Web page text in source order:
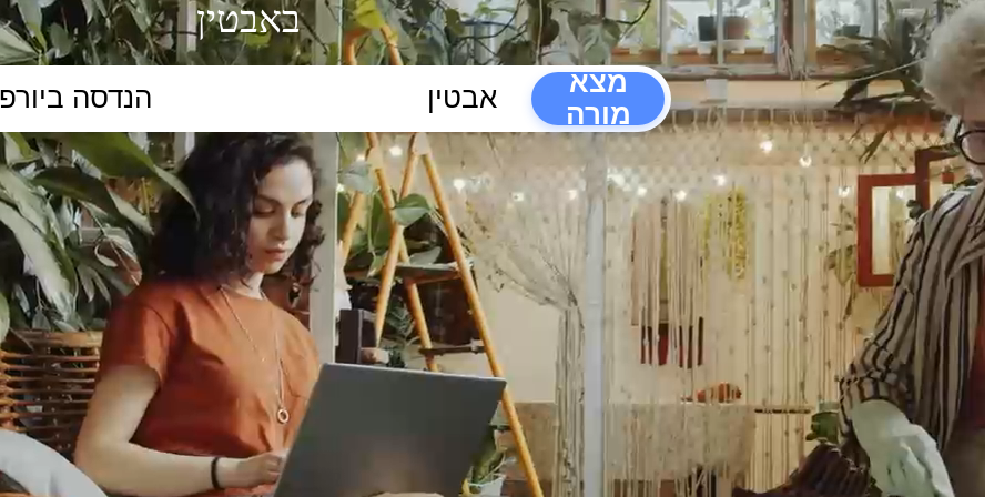
באבטין
הקלידו נושא לימוד...
מצא
מורה
ללמוד אונליין
ללמוד
פרונטלי
כל יסודי תיכון השכלה גבוהה הפרעות קשב וריכוז
כלי סינון